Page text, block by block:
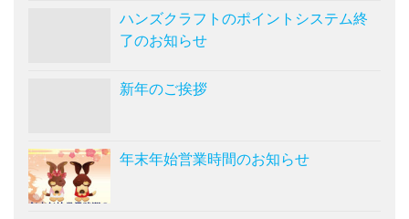
ハンズクラフトのポイントシステム終
了のお知らせ
新年のご挨拶
年末年始営業時間のお知らせ